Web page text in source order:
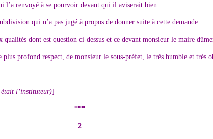
l’a renvoyé à se pourvoir devant qui il aviserait bien.
qui n’a pas jugé à propos de donner suite à cette demande.
dont est question ci-dessus et ce devant monsieur le maire
profond respect, de monsieur le sous-préfet, le très humble et très
l’instituteur)]
***
2